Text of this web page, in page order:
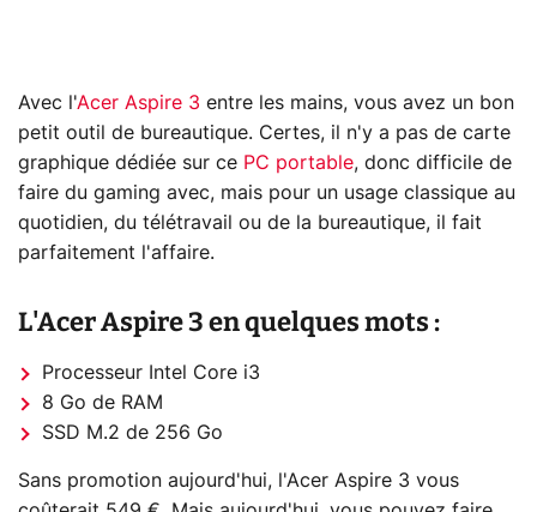
Avec l'Acer Aspire 3 entre les mains, vous avez un bon
petit outil de bureautique. Certes, il n'y a pas de carte
graphique dédiée sur ce PC portable, donc difficile de
faire du gaming avec, mais pour un usage classique au
quotidien, du télétravail ou de la bureautique, il fait
parfaitement l'affaire.
L'Acer Aspire 3 en quelques mots :
Processeur Intel Core i3
8 Go de RAM
SSD M.2 de 256 Go
Sans promotion aujourd'hui, l'Acer Aspire 3 vous